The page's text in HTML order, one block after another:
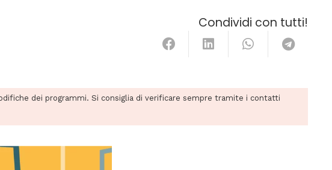
Condividi con tutti!
dei programmi. Si consiglia di verificare sempre tramite i contatti